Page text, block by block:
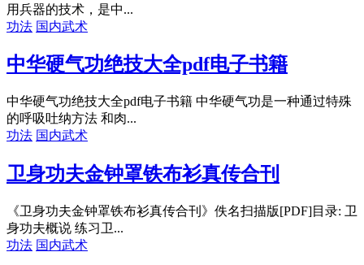
用兵器的技术，是中...
功法 国内武术
中华硬气功绝技大全pdf电子书籍
中华硬气功绝技大全pdf电子书籍 ‌中华硬气功是一种通过特殊
的呼吸吐纳方法 和肉...
功法 国内武术
卫身功夫金钟罩铁布衫真传合刊
《卫身功夫金钟罩铁布衫真传合刊》佚名扫描版[PDF]目录: 卫
身功夫概说 练习卫...
功法 国内武术